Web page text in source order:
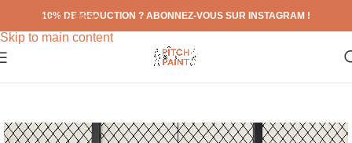
Skip to navigation
Skip to main content
10% DE REDUCTION ? ABONNEZ-VOUS SUR INSTAGRAM !